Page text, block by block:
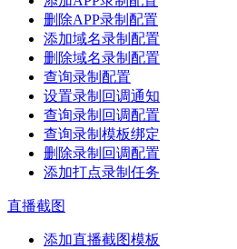
删除APP录制配置
添加域名录制配置
删除域名录制配置
查询录制配置
设置录制回调通知
查询录制回调配置
查询录制模板绑定
删除录制回调配置
添加打点录制任务
直播截图
添加直播截图模板